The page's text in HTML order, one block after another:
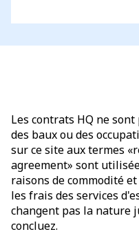
Les contrats HQ ne
des baux ou des
sur ce site aux termes
agreement» sont
raisons de commodité
les frais des services
changent pas la nature
concluez.